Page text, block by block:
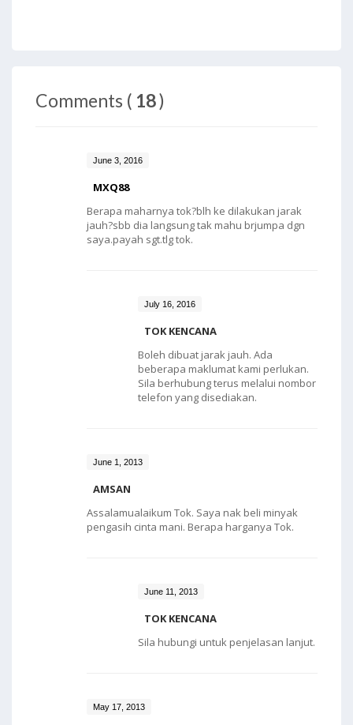
o n
Comments ( 18)
June 3, 2016
MXQ88
Berapa maharnya tok?blh ke dilakukan jarak
jauh?sbb dia langsung tak mahu brjumpa dgn
saya.payah sgt.tlg tok.
July 16, 2016
TOK KENCANA
Boleh dibuat jarak jauh. Ada
beberapa maklumat kami perlukan.
Sila berhubung terus melalui nombor
telefon yang disediakan.
June 1, 2013
AMSAN
Assalamualaikum Tok. Saya nak beli minyak
pengasih cinta mani. Berapa harganya Tok.
June 11, 2013
TOK KENCANA
Sila hubungi untuk penjelasan lanjut.
May 17, 2013